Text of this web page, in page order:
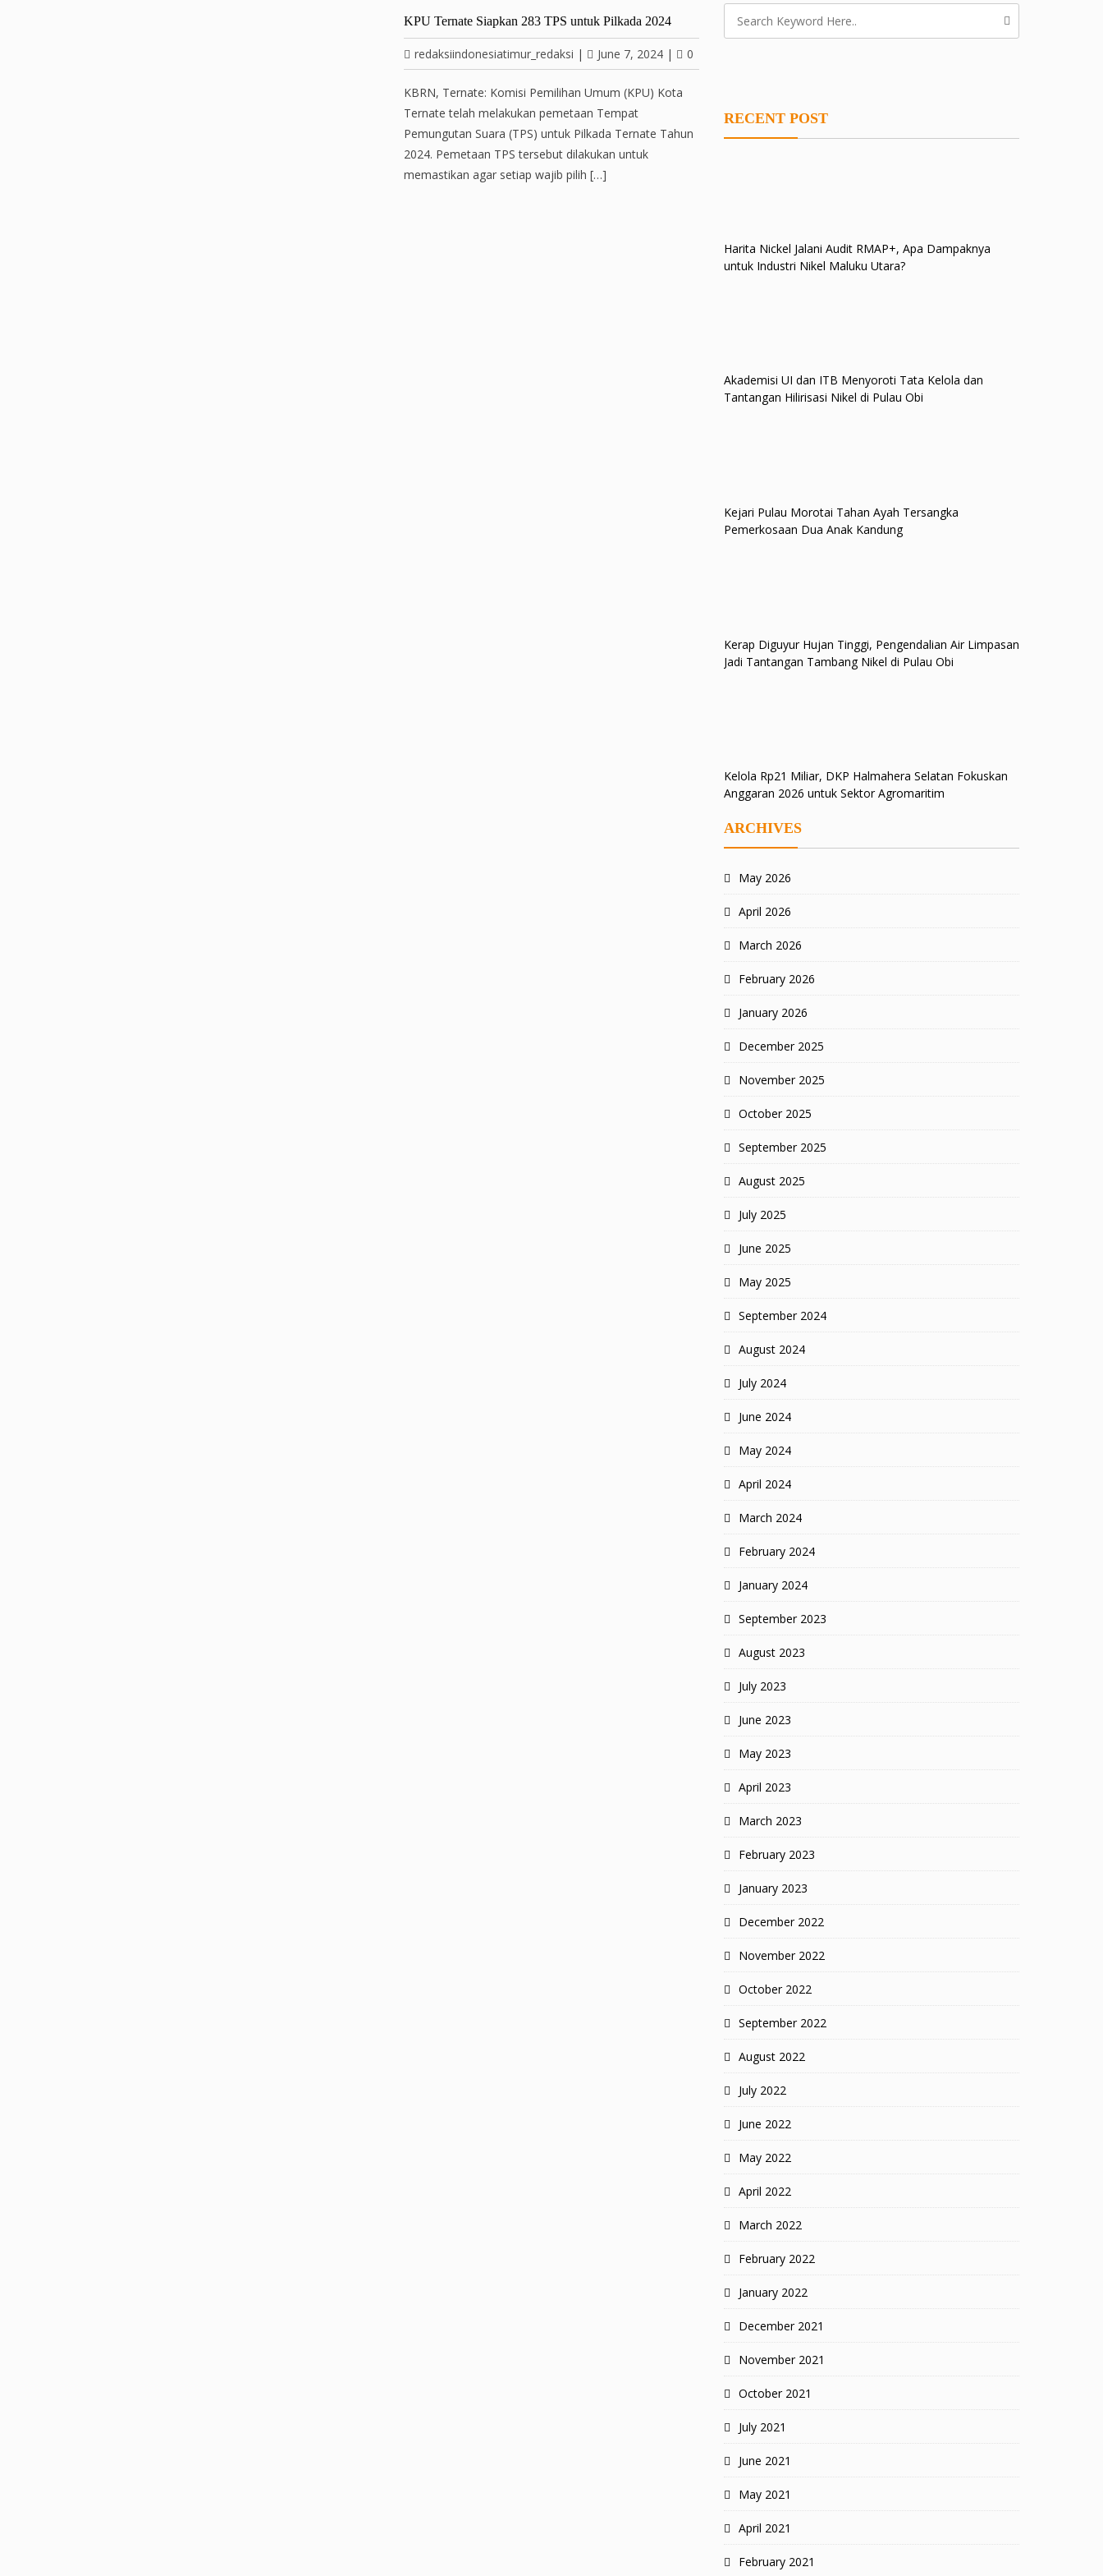
KPU Ternate Siapkan 283 TPS untuk Pilkada 2024
redaksiindonesiatimur_redaksi | June 7, 2024 | 0
KBRN, Ternate: Komisi Pemilihan Umum (KPU) Kota
Ternate telah melakukan pemetaan Tempat
Pemungutan Suara (TPS) untuk Pilkada Ternate Tahun
2024. Pemetaan TPS tersebut dilakukan untuk
memastikan agar setiap wajib pilih […]
RECENT POST
Harita Nickel Jalani Audit RMAP+, Apa Dampaknya
untuk Industri Nikel Maluku Utara?
Akademisi UI dan ITB Menyoroti Tata Kelola dan
Tantangan Hilirisasi Nikel di Pulau Obi
Kejari Pulau Morotai Tahan Ayah Tersangka
Pemerkosaan Dua Anak Kandung
Kerap Diguyur Hujan Tinggi, Pengendalian Air Limpasan
Jadi Tantangan Tambang Nikel di Pulau Obi
Kelola Rp21 Miliar, DKP Halmahera Selatan Fokuskan
Anggaran 2026 untuk Sektor Agromaritim
ARCHIVES
May 2026
April 2026
March 2026
February 2026
January 2026
December 2025
November 2025
October 2025
September 2025
August 2025
July 2025
June 2025
May 2025
September 2024
August 2024
July 2024
June 2024
May 2024
April 2024
March 2024
February 2024
January 2024
September 2023
August 2023
July 2023
June 2023
May 2023
April 2023
March 2023
February 2023
January 2023
December 2022
November 2022
October 2022
September 2022
August 2022
July 2022
June 2022
May 2022
April 2022
March 2022
February 2022
January 2022
December 2021
November 2021
October 2021
July 2021
June 2021
May 2021
April 2021
February 2021